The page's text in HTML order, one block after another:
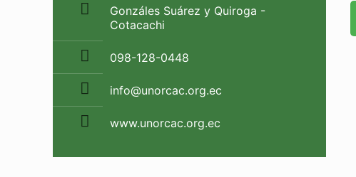
Gonzáles Suárez y Quiroga -
Cotacachi
‭098-128-0448‬
info@unorcac.org.ec
www.unorcac.org.ec